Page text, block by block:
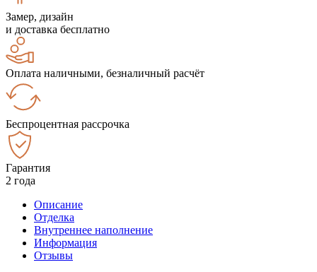
Замер, дизайн
и доставка бесплатно
Оплата наличными, безналичный расчёт
Беспроцентная рассрочка
Гарантия
2 года
Описание
Отделка
Внутреннее наполнение
Информация
Отзывы